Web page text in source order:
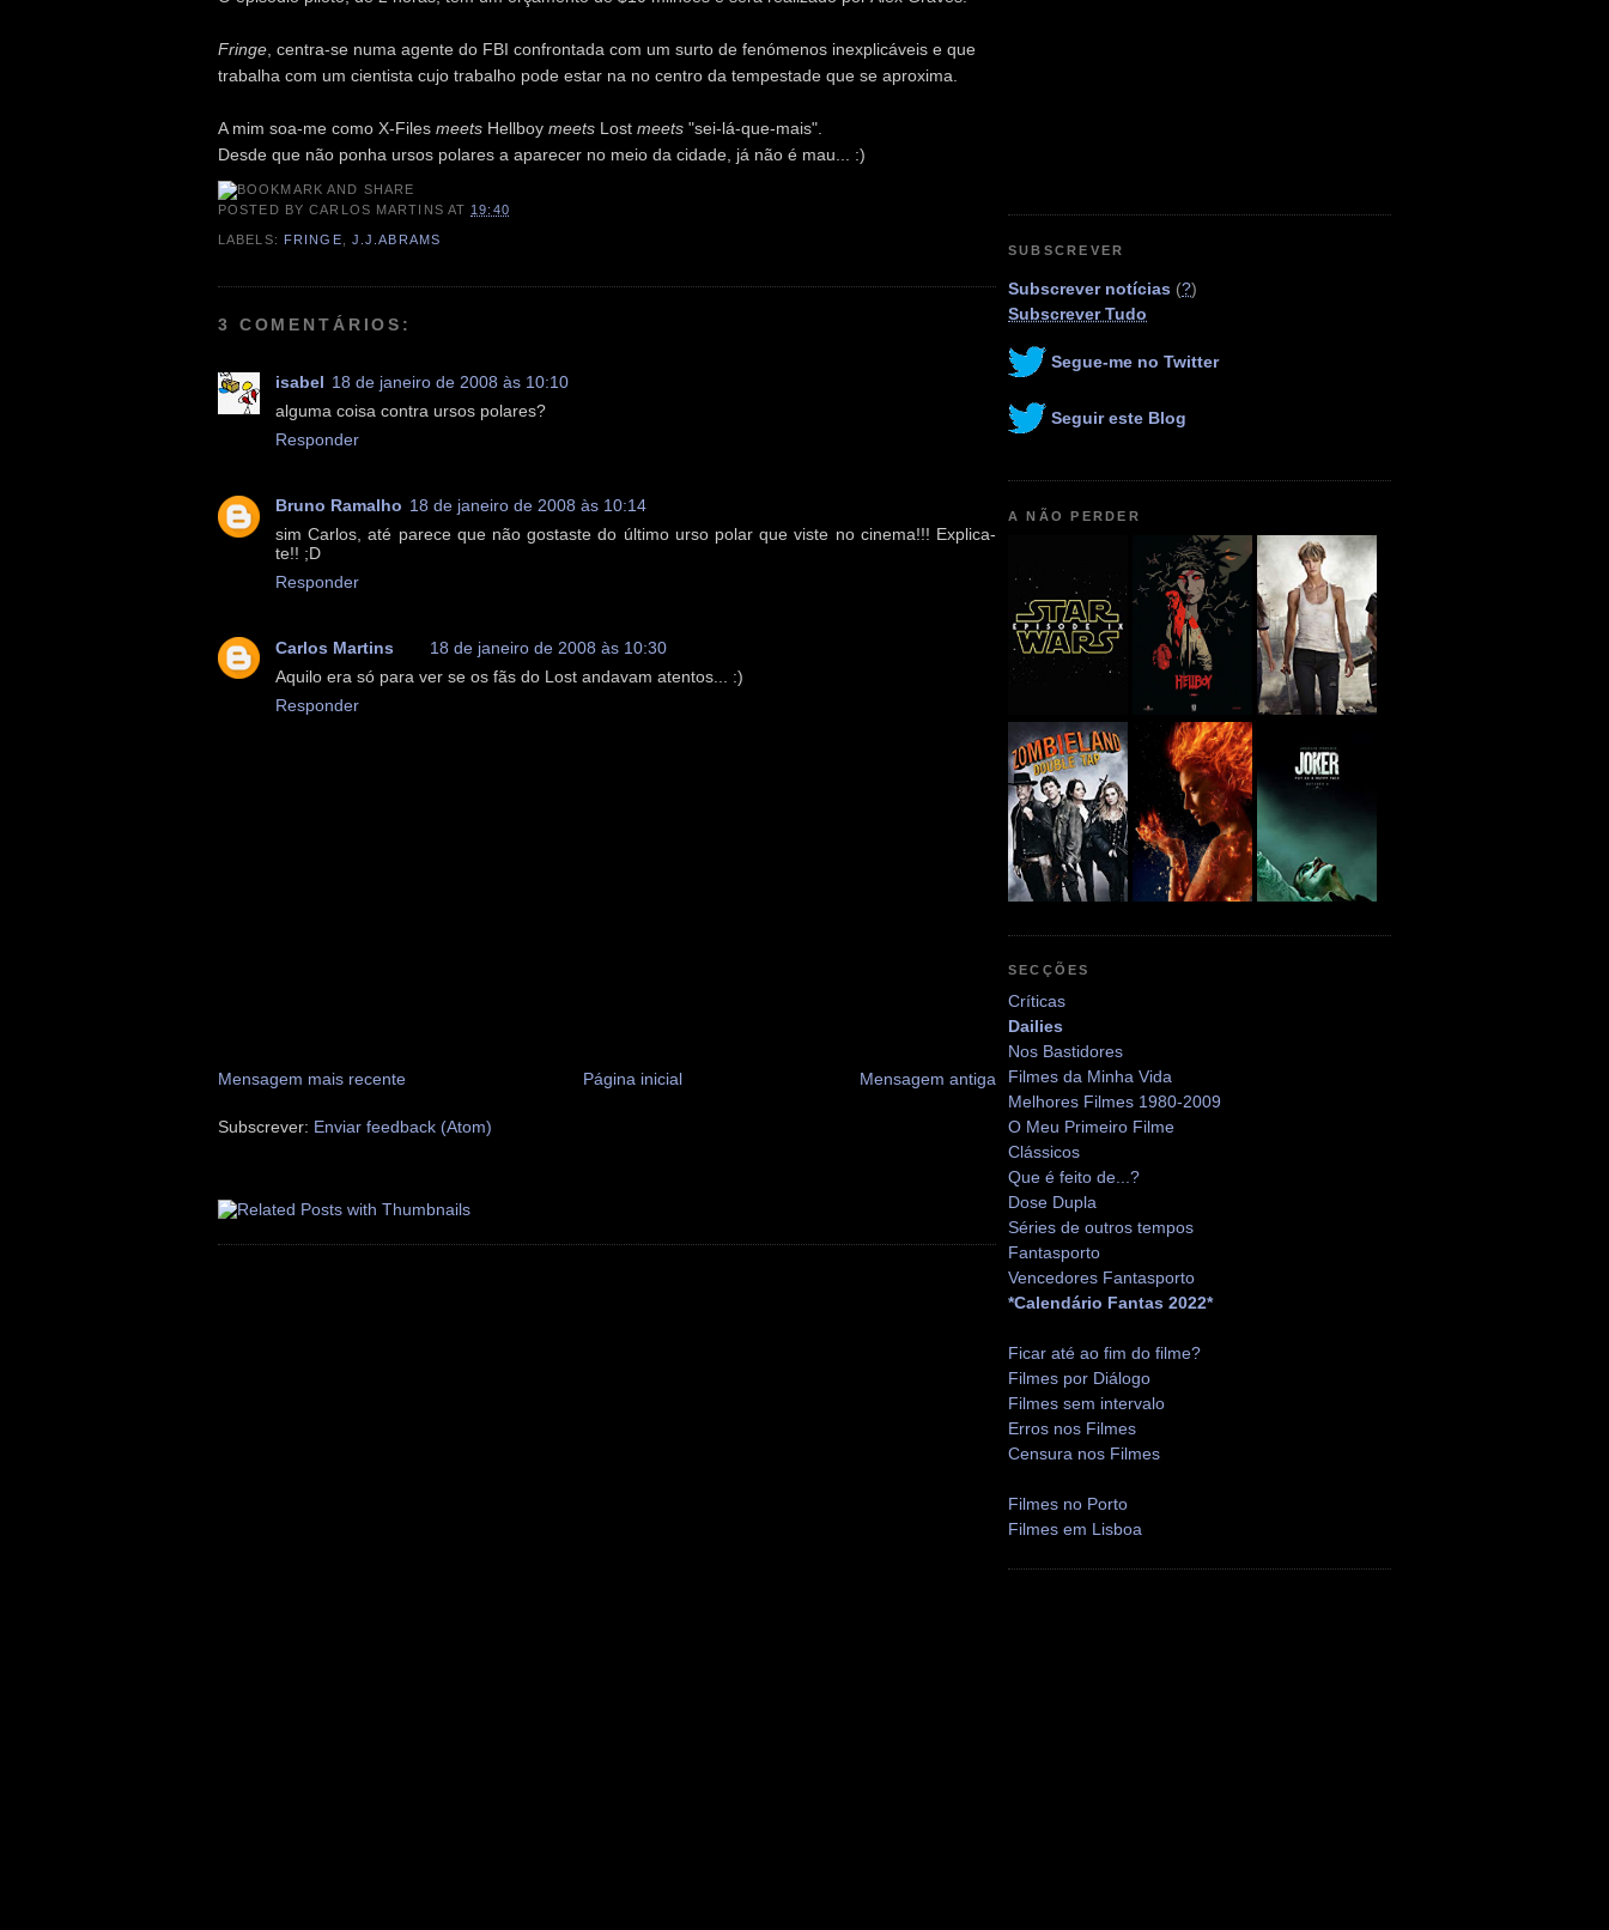
Fringe , centra-se numa agente do FBI confrontada com um surto de fenómenos inexplicáveis e que
trabalha com um cientista cujo trabalho pode estar na no centro da tempestade que se aproxima.
A mim soa-me como X-Files meets Hellboy meets Lost meets "sei-lá-que-mais".
Desde que não ponha ursos polares a aparecer no meio da cidade, já não é mau... :)
POSTED BYCARLOS MARTINS AT 19:40
LABELS: FRINGE J.J.ABRAMS
3 COMENTÁRIOS:
isabel 18 de janeiro de 2008 às 10:10
alguma coisa contra ursos polares?
Responder
Bruno Ramalho 18 de janeiro de 2008 às 10:14
sim Carlos, até parece que não gostaste do último urso polar que viste no cinema!!! Explica-
te!! ;D
Responder
Carlos Martins
18 de janeiro de 2008 às 10:30
Aquilo era só para ver se os fãs do Lost andavam atentos... :)
Responder
Mensagem mais recente Mensagem antiga
Página inicial
Subscrever: Enviar feedback (Atom)
SUBSCREVER
Subscrever notícias (?)
Subscrever Tudo
Segue-me no Twitter
Seguir este Blog
A NÃO PERDER
SECÇÕES
Críticas
Dailies
Nos Bastidores
Filmes da Minha Vida
Melhores Filmes 1980-2009
O Meu Primeiro Filme
Clássicos
Que é feito de...?
Dose Dupla
Séries de outros tempos
Fantasporto
Vencedores Fantasporto
*Calendário Fantas 2022*
Ficar até ao fim do filme?
Filmes por Diálogo
Filmes sem intervalo
Erros nos Filmes
Censura nos Filmes
Filmes no Porto
Filmes em Lisboa